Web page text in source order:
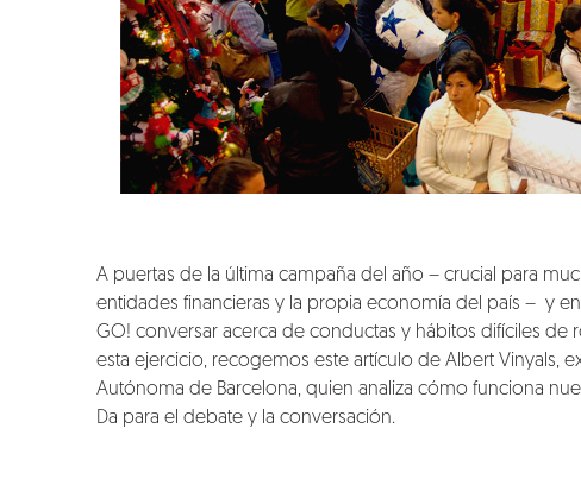
A puertas de la última campaña del año – crucial para
entidades financieras y la propia economía del país – y
GO! conversar acerca de conductas y hábitos difíciles
esta ejercicio, recogemos este artículo de Albert Vinyals,
Autónoma de Barcelona, quien analiza cómo funciona
Da para el debate y la conversación.